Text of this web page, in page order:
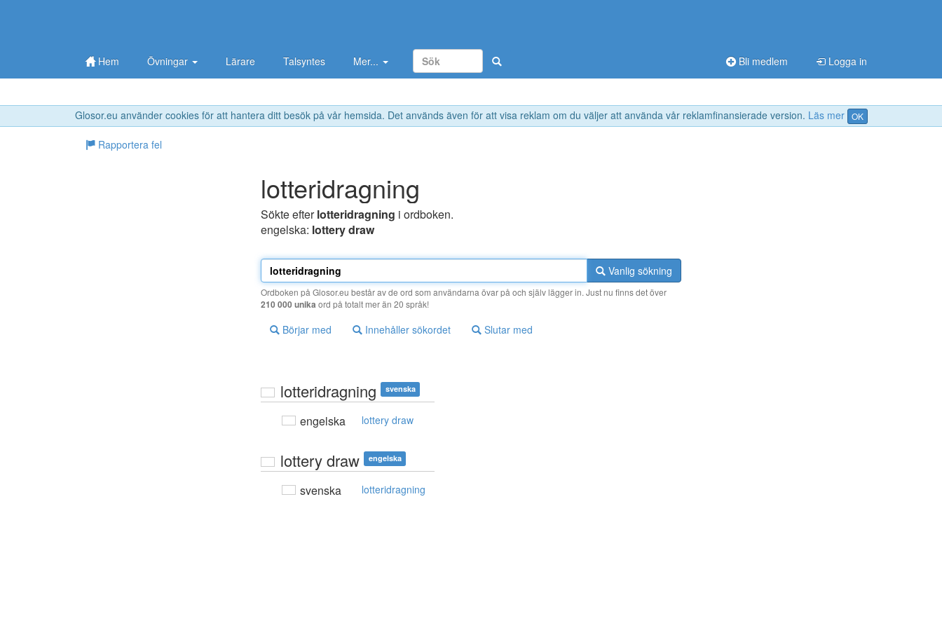
Glosor.eu använder cookies för att hantera ditt besök på vår hemsida. Det används även för att visa reklam om du väljer att använda vår reklamfinansierade version. Läs mer OK
Hem Övningar Lärare Talsyntes Mer... Bli medlem Logga in
Rapportera fel
lotteridragning
Sökte efterlotteridragning i ordboken.
engelska: lottery draw
Vanlig sökning
Ordboken på Glosor.eu består av de ord som användarna övar på och själv lägger in. Just nu finns det över
210 000 unika ord på totalt mer än 20 språk!
Börjar med Innehåller sökordet Slutar med
lotteridragning svenska
engelska lottery draw
lottery draw engelska
svenska lotteridragning